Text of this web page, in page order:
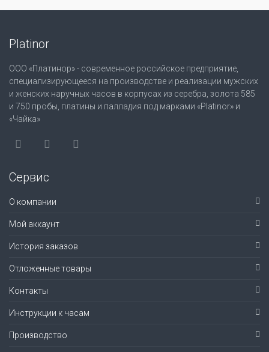
Platinor
ООО «Платинор» - современное российское предприятие,
специализирующееся на производстве и реализации мужских
и женских наручных часов в корпусах из серебра, золота 585
и 750 пробы, платины и палладия под марками «Platinor» и
«Чайка»
Сервис
О компании
Мой аккаунт
История заказов
Отложенные товары
Контакты
Инструкции к часам
Производство